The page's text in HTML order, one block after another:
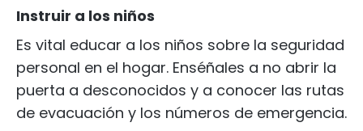
Instruir a los niños
Es vital educar a los niños sobre la seguridad
personal en el hogar. Enséñales a no abrir la
puerta a desconocidos y a conocer las rutas
de evacuación y los números de emergencia.